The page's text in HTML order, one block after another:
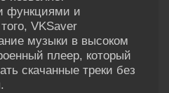
функциями и
VKSaver
музыки в высоком
плеер, который
скачанные треки без